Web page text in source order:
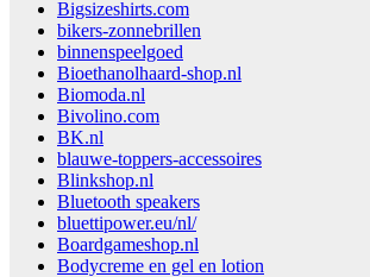
Bigsizeshirts.com
bikers-zonnebrillen
binnenspeelgoed
Bioethanolhaard-shop.nl
Biomoda.nl
Bivolino.com
BK.nl
blauwe-toppers-accessoires
Blinkshop.nl
Bluetooth speakers
bluettipower.eu/nl/
Boardgameshop.nl
Bodycreme en gel en lotion